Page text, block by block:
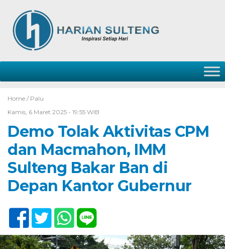
Home / Palu
Kamis, 6 Maret 2025 - 19:55 WIB
Demo Tolak Aktivitas CPM
dan Macmahon, IMM
Sulteng Bakar Ban di
Depan Kantor Gubernur